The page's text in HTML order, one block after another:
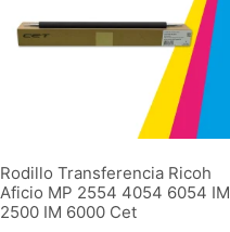
Rodillo Transferencia Ricoh
Aficio MP 2554 4054 6054 IM
2500 IM 6000 Cet